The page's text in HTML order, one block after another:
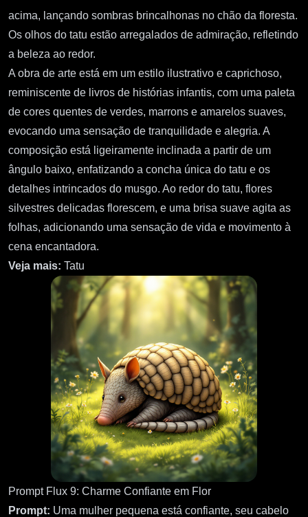
acima, lançando sombras brincalhonas no chão da floresta.
Os olhos do tatu estão arregalados de admiração, refletindo
a beleza ao redor.
A obra de arte está em um estilo ilustrativo e caprichoso,
reminiscente de livros de histórias infantis, com uma paleta
de cores quentes de verdes, marrons e amarelos suaves,
evocando uma sensação de tranquilidade e alegria. A
composição está ligeiramente inclinada a partir de um
ângulo baixo, enfatizando a concha única do tatu e os
detalhes intrincados do musgo. Ao redor do tatu, flores
silvestres delicadas florescem, e uma brisa suave agita as
folhas, adicionando uma sensação de vida e movimento à
cena encantadora.
Veja mais: Tatu
Prompt Flux 9: Charme Confiante em Flor
Prompt: Uma mulher pequena está confiante, seu cabelo